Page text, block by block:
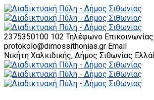
2375350100 102 Τηλέφωνο Επικοινωνίας
protokolo@dimossithonias.gr Email
Νικήτη Χαλκιδικής, Δήμος Σιθωνίας